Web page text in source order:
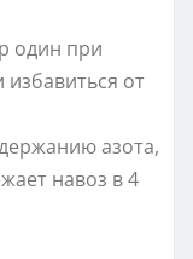
один при
от
азота,
навоз в 4